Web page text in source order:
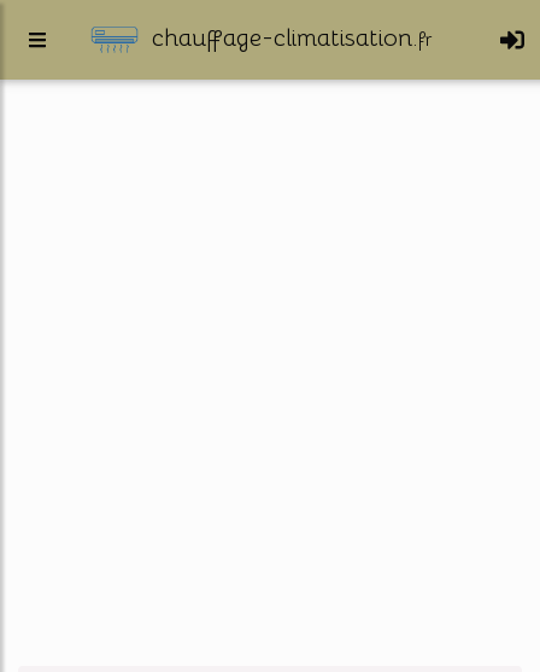
chauffage-climatisation.fr